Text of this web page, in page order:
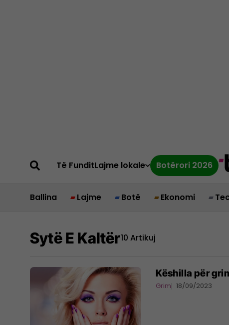
Të FunditLajme lokale Botërori 2026
Ballina Lajme Botë Ekonomi
Sytë E Kaltër10 Artikuj
Këshilla për
Grim 18/09/2023